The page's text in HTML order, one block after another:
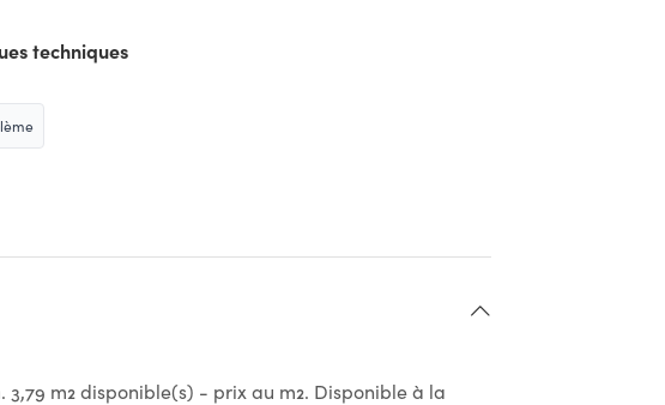
techniques
3,79 m2 disponible(s) - prix au m2. Disponible à la